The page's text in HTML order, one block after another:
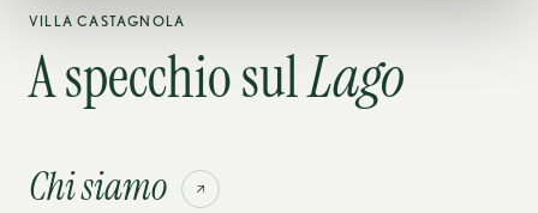
VILLA CASTAGNOLA
A specchio sulLago
Chi siamo